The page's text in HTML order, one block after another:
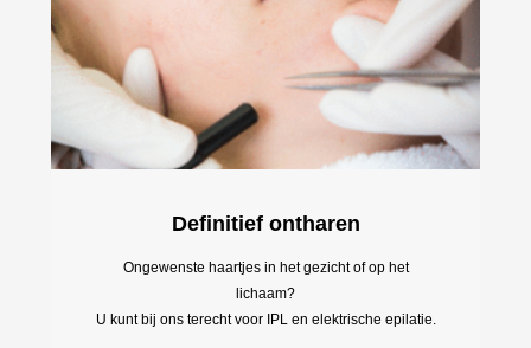
Definitief ontharen
Ongewenste haartjes in het gezicht of op het
lichaam?
U kunt bij ons terecht voor IPL en elektrische epilatie.